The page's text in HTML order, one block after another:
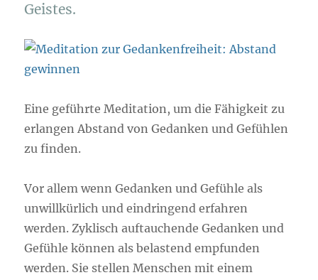
Geistes.
Eine geführte Meditation, um die Fähigkeit zu
erlangen Abstand von Gedanken und Gefühlen
zu finden.
Vor allem wenn Gedanken und Gefühle als
unwillkürlich und eindringend erfahren
werden. Zyklisch auftauchende Gedanken und
Gefühle können als belastend empfunden
werden. Sie stellen Menschen mit einem